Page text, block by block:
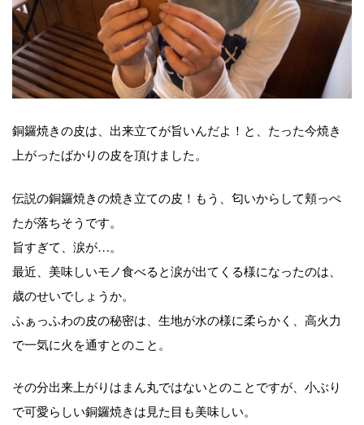
銅鑼焼きの皮は、出来立てが旨いんだよ！と、たった今焼き
上がったばかりの皮を頂けました。
伝説の銅鑼焼きの焼き立ての皮！もう、匂いからして頬っぺ
たが落ちそうです。
旨すぎて、涙が…。
最近、美味しいモノ食べると涙が出てくる様になったのは、
歳のせいでしょうか。
ふぁっふわの皮の秘密は、生地が水の様に柔らかく、高火力
で一気に火を通すとのこと。
その分出来上がりはまん丸ではないとのことですが、小ぶり
で可愛らしい銅鑼焼きは見た目も美味しい。